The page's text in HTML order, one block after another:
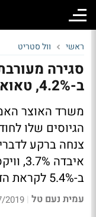
ראשי וול סטריט
סגירה
ב-4.2%, טאואר קפצה ב-10.6%
משרד האוצר
הגיוסים שלו
צנחה ברקע
ב-5.4% לקראת הדו"ות
עמית נעם טל |
23:00